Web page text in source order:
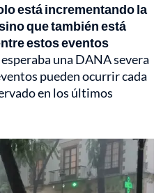
está incrementando la
que también está
estos eventos
una DANA severa
pueden ocurrir cada
en los últimos